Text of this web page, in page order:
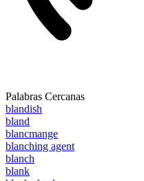
Palabras Cercanas
blandish
bland
blancmange
blanching agent
blanch
blank